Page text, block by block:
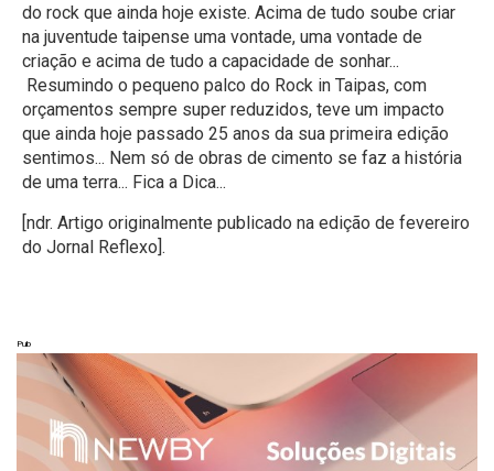
do rock que ainda hoje existe. Acima de tudo soube criar
na juventude taipense uma vontade, uma vontade de
criação e acima de tudo a capacidade de sonhar...
Resumindo o pequeno palco do Rock in Taipas, com
orçamentos sempre super reduzidos, teve um impacto
que ainda hoje passado 25 anos da sua primeira edição
sentimos... Nem só de obras de cimento se faz a história
de uma terra... Fica a Dica...
[ndr. Artigo originalmente publicado na edição de fevereiro
do Jornal Reflexo].
Pub